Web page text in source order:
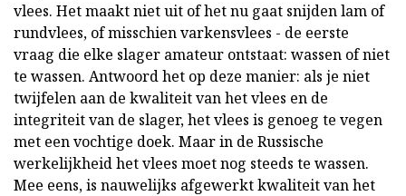
vlees. Het maakt niet uit of het nu gaat snijden lam of
rundvlees, of misschien varkensvlees - de eerste
vraag die elke slager amateur ontstaat: wassen of niet
te wassen. Antwoord het op deze manier: als je niet
twijfelen aan de kwaliteit van het vlees en de
integriteit van de slager, het vlees is genoeg te vegen
met een vochtige doek. Maar in de Russische
werkelijkheid het vlees moet nog steeds te wassen.
Mee eens, is nauwelijks afgewerkt kwaliteit van het